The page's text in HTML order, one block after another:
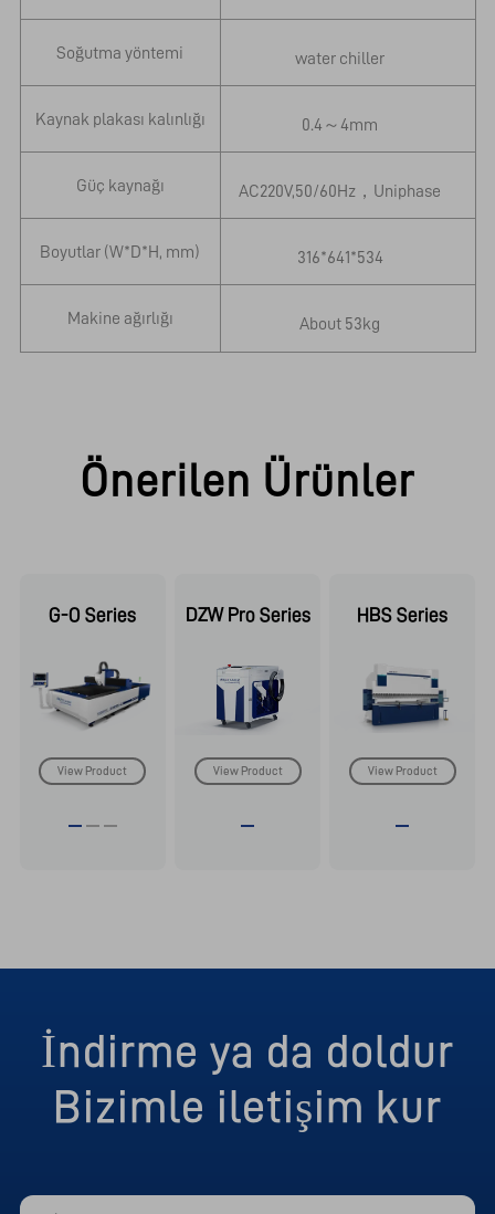
Soğutma yöntemi
Kaynak plakası kalınlığı
Güç kaynağı
Boyutlar (W*D*H, mm)
Makine ağırlığı
water chiller
0.4～4mm
AC220V,50/60Hz，Uniphase
316*641*534
About 53kg
Önerilen Ürünler
G-O Series
View Product
DZW Pro Series
View Product
HBS Series
View Product
İndirme ya da doldur
Bizimle iletişim kur